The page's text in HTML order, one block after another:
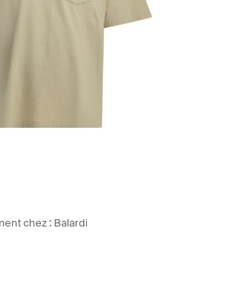
chez : Balardi